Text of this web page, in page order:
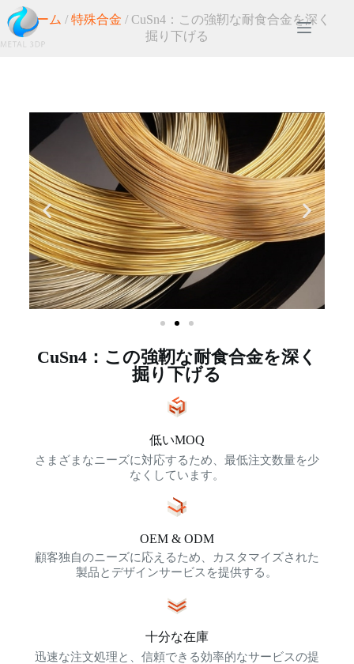
ホーム / 特殊合金 / CuSn4：この強靭な耐食合金を深く
掘り下げる
CuSn4：この強靭な耐食合金を深く
掘り下げる
低いMOQ
さまざまなニーズに対応するため、最低注文数量を少
なくしています。
OEM & ODM
顧客独自のニーズに応えるため、カスタマイズされた
製品とデザインサービスを提供する。
十分な在庫
迅速な注文処理と、信頼できる効率的なサービスの提